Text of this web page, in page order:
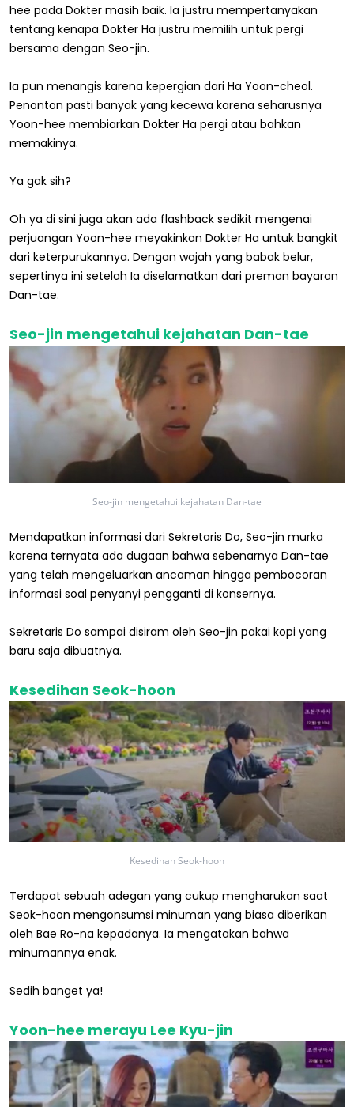
hee pada Dokter masih baik. Ia justru mempertanyakan
tentang kenapa Dokter Ha justru memilih untuk pergi
bersama dengan Seo-jin.
Ia pun menangis karena kepergian dari Ha Yoon-cheol.
Penonton pasti banyak yang kecewa karena seharusnya
Yoon-hee membiarkan Dokter Ha pergi atau bahkan
memakinya.
Ya gak sih?
Oh ya di sini juga akan ada flashback sedikit mengenai
perjuangan Yoon-hee meyakinkan Dokter Ha untuk bangkit
dari keterpurukannya. Dengan wajah yang babak belur,
sepertinya ini setelah Ia diselamatkan dari preman bayaran
Dan-tae.
Seo-jin mengetahui kejahatan Dan-tae
Seo-jin mengetahui kejahatan Dan-tae
Mendapatkan informasi dari Sekretaris Do, Seo-jin murka
karena ternyata ada dugaan bahwa sebenarnya Dan-tae
yang telah mengeluarkan ancaman hingga pembocoran
informasi soal penyanyi pengganti di konsernya.
Sekretaris Do sampai disiram oleh Seo-jin pakai kopi yang
baru saja dibuatnya.
Kesedihan Seok-hoon
Kesedihan Seok-hoon
Terdapat sebuah adegan yang cukup mengharukan saat
Seok-hoon mengonsumsi minuman yang biasa diberikan
oleh Bae Ro-na kepadanya. Ia mengatakan bahwa
minumannya enak.
Sedih banget ya!
Yoon-hee merayu Lee Kyu-jin